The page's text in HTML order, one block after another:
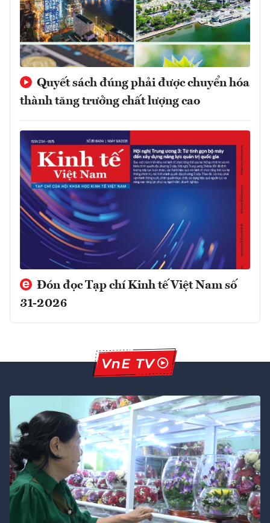
Quyết sách đúng phải được chuyển hóa
thành tăng trưởng chất lượng cao
Đón đọc Tạp chí Kinh tế Việt Nam số
31-2026